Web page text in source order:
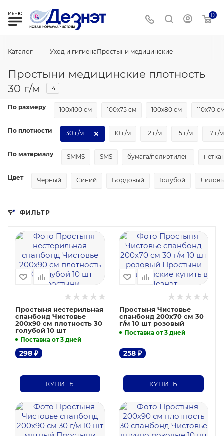
0
Каталог — Уход и гигиенаПростыни медицинские
Простыни медицинские плотность
30 г/м
14
По размеру 100х100 см 100х75 см 100х80 см 110х70
По плотности 10 г/м 12 г/м 15 г/м 17 г/м
30 г/м
По материалу SMMS SMS бумага/полиэтилен
Цвет Черный Синий Бордовый Голубой
ФИЛЬТР
Простыня нестерильная
спанбонд Чистовье
200х90 см плотность 30
голубой 10 шт
Поставка от 3 дней
298 ₽
КУПИТЬ
Простыня Чистовье
спанбонд 200х70 см 30
г/м 10 шт розовый
Поставка от 3 дней
258₽
КУПИТЬ